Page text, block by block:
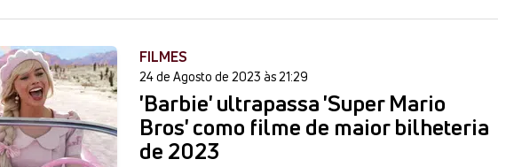
FILMES
24 de Agosto de 2023 às 21:29
'Barbie' ultrapassa 'Super Mario
Bros' como filme de maior bilheteria
de 2023